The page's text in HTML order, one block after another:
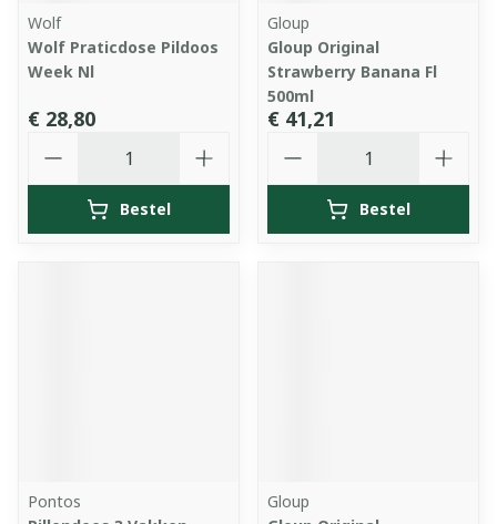
Wolf
Wolf Praticdose Pildoos
Week Nl
€ 28,80
Bestel
Gloup
Gloup Original
Strawberry Banana Fl
500ml
€ 41,21
Bestel
Pontos
Gloup